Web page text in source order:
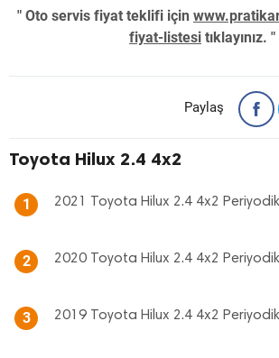
" Oto servis fiyat teklifi için
fiyat-listesi tıklayınız. "
Paylaş
Toyota Hilux 2.4 4x2
1 2021 Toyota Hilux 2.4 4x2 Periyodik
2 2020 Toyota Hilux 2.4 4x2 Periyodik
3 2019 Toyota Hilux 2.4 4x2 Periyodik